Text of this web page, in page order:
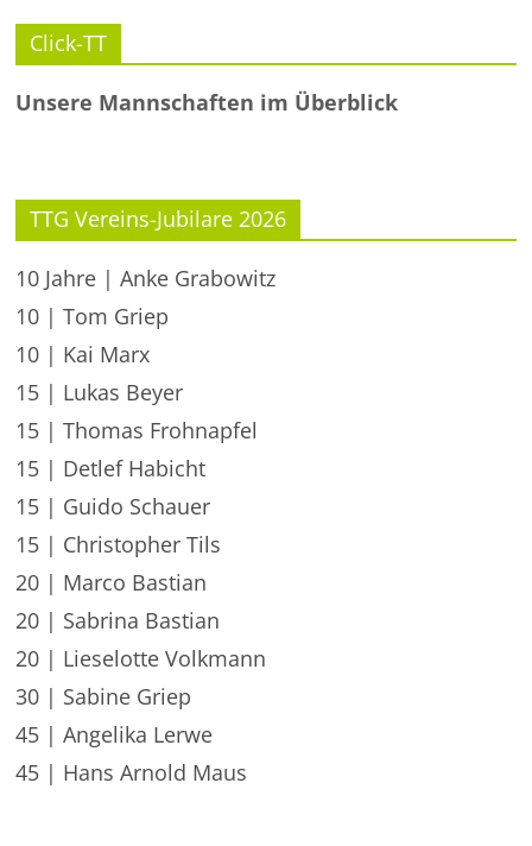
Click-TT
Unsere Mannschaften im Überblick
TTG Vereins-Jubilare 2026
10 Jahre | Anke Grabowitz
10 | Tom Griep
10 | Kai Marx
15 | Lukas Beyer
15 | Thomas Frohnapfel
15 | Detlef Habicht
15 | Guido Schauer
15 | Christopher Tils
20 | Marco Bastian
20 | Sabrina Bastian
20 | Lieselotte Volkmann
30 | Sabine Griep
45 | Angelika Lerwe
45 | Hans Arnold Maus